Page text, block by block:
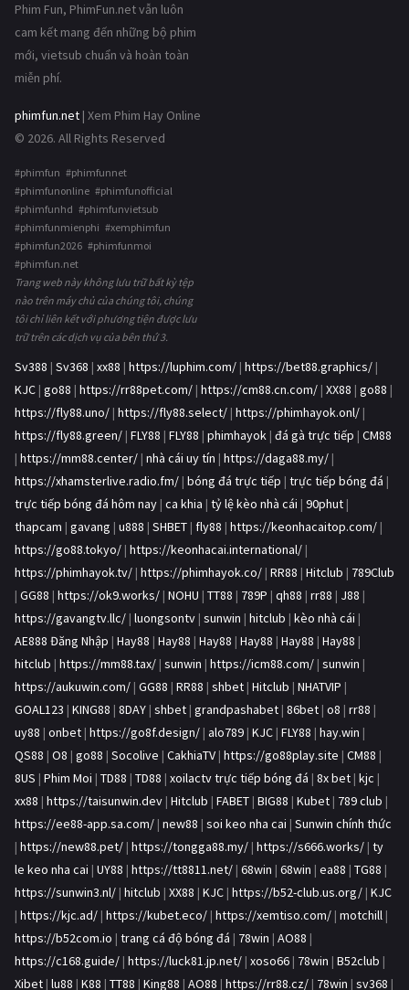
Phim Fun, PhimFun.net vẫn luôn
cam kết mang đến những bộ phim
mới, vietsub chuẩn và hoàn toàn
miễn phí.
phimfun.net | Xem Phim Hay Online
© 2026. All Rights Reserved
#phimfun #phimfunnet
#phimfunonline #phimfunofficial
#phimfunhd #phimfunvietsub
#phimfunmienphi #xemphimfun
#phimfun2026 #phimfunmoi
#phimfun.net
Trang web này không lưu trữ bất kỳ tệp
nào trên máy chủ của chúng tôi, chúng
tôi chỉ liên kết với phương tiện được lưu
trữ trên các dịch vụ của bên thứ 3.
Sv388 | Sv368 | xx88 | https://luphim.com/ | https://bet88.graphics/ |
KJC | go88 | https://rr88pet.com/ | https://cm88.cn.com/ | XX88 | go88 |
https://fly88.uno/ | https://fly88.select/ | https://phimhayok.onl/ |
https://fly88.green/ | FLY88 | FLY88 | phimhayok | đá gà trực tiếp | CM88
| https://mm88.center/ | nhà cái uy tín | https://daga88.my/ |
https://xhamsterlive.radio.fm/ | bóng đá trực tiếp | trực tiếp bóng đá |
trực tiếp bóng đá hôm nay | ca khia | tỷ lệ kèo nhà cái | 90phut |
thapcam | gavang | u888 | SHBET | fly88 | https://keonhacaitop.com/ |
https://go88.tokyo/ | https://keonhacai.international/ |
https://phimhayok.tv/ | https://phimhayok.co/ | RR88 | Hitclub | 789Club
| GG88 | https://ok9.works/ | NOHU | TT88 | 789P | qh88 | rr88 | J88 |
https://gavangtv.llc/ | luongsontv | sunwin | hitclub | kèo nhà cái |
AE888 Đăng Nhập | Hay88 | Hay88 | Hay88 | Hay88 | Hay88 | Hay88 |
hitclub | https://mm88.tax/ | sunwin | https://icm88.com/ | sunwin |
https://aukuwin.com/ | GG88 | RR88 | shbet | Hitclub | NHATVIP |
GOAL123 | KING88 | 8DAY | shbet | grandpashabet | 86bet | o8 | rr88 |
uy88 | onbet | https://go8f.design/ | alo789 | KJC | FLY88 | hay.win |
QS88 | O8 | go88 | Socolive | CakhiaTV | https://go88play.site | CM88 |
8US | Phim Moi | TD88 | TD88 | xoilactv trực tiếp bóng đá | 8x bet | kjc |
xx88 | https://taisunwin.dev | Hitclub | FABET | BIG88 | Kubet | 789 club |
https://ee88-app.sa.com/ | new88 | soi keo nha cai | Sunwin chính thức
| https://new88.pet/ | https://tongga88.my/ | https://s666.works/ | ty
le keo nha cai | UY88 | https://tt8811.net/ | 68win | 68win | ea88 | TG88 |
https://sunwin3.nl/ | hitclub | XX88 | KJC | https://b52-club.us.org/ | KJC
| https://kjc.ad/ | https://kubet.eco/ | https://xemtiso.com/ | motchill |
https://b52com.io | trang cá độ bóng đá | 78win | AO88 |
https://c168.guide/ | https://luck81.jp.net/ | xoso66 | 78win | B52club |
Xibet | lu88 | K88 | TT88 | King88 | AO88 | https://rr88.cz/ | 78win | sv368 |